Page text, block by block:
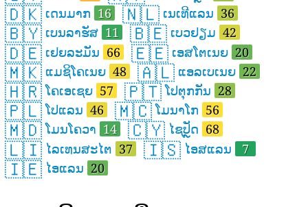
🇩🇰 ເດນມາກ 16 🇳🇱 ເນເທີແລນ 36
🇧🇾 ເບນລາຮັສ 11 🇧🇪 ເບວຢຽມ 42
🇩🇪 ເຢຍລະມັນ 66 🇪🇪 ເອສໂຕເນຍ 20
🇲🇰 ແມຊິໂຄເນຍ 48 🇦🇱 ແອລເບເນຍ 22
🇭🇷ໂຄເອເຊຍ 57 🇵🇹ໂປຕຸກກັນ 28
🇵🇱ໂປແລນ 46 🇲🇨ໂມນາໂກ 56
🇲🇩ໂມນໂຄວາ 14 🇨🇾 ໄຊປັຼດ 68
🇱🇮 ໄລເທນສະໄຕ 37 🇮🇸 ໄອສແລນ 7
🇮🇪 ໄອແລນ 20